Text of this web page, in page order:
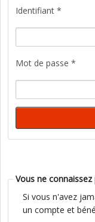
Identifiant *
Mot de passe *
Vous ne connaissez
Si vous n'avez
un compte et